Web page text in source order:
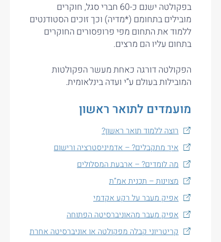
בפקולטה ישנם כ-60 חברי סגל, חוקרים
מובילים בתחומם (*מדיה) וכך זוכים הסטודנטים
ללמוד את התחום מפי פרופסורים החוקרים
בתחום עליו הם מרצים.
הפקולטה דורגה כאחת מעשר הפקולטות
המובילות בעולם ע”י ועדה בינלאומית.
מועמדים לתואר ראשון
רוצה ללמוד תואר ראשון?
איך מתקבלים? – אדמיניסטרציה ורישום
מה לומדים? – ארבעת המסלולים
מצוינות – תכנית אמ”ת
אפיק מעבר על רקע אקדמי
אפיק מעבר מהאוניברסיטה הפתוחה
קריטריוני קבלה מפקולטה או אוניברסיטה אחרת